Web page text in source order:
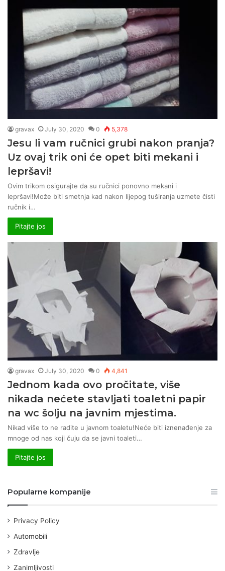
gravax July 30, 2020 0 5,378
Jesu li vam ručnici grubi nakon pranja?
Uz ovaj trik oni će opet biti mekani i
lepršavi!
Ovim trikom osigurajte da su ručnici ponovno mekani i
lepršavi!Može biti smetnja kad nakon lijepog tuširanja uzmete čisti
ručnik i…
Pitajte jos
gravax July 30, 2020 0 4,841
Jednom kada ovo pročitate, više
nikada nećete stavljati toaletni papir
na wc šolju na javnim mjestima.
Nikad više to ne radite u javnom toaletu!Neće biti iznenađenje za
mnoge od nas koji čuju da se javni toaleti…
Pitajte jos
Popularne kompanije
Privacy Policy
Automobili
Zdravlje
Zanimljivosti